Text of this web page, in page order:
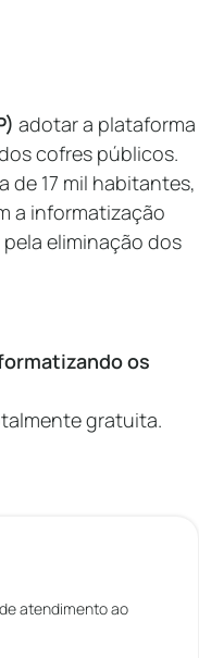
adotar a plataforma
cofres públicos.
de 17 mil habitantes,
a informatização
eliminação dos
os
gratuita.
atendimento ao